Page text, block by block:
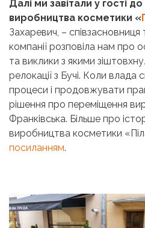
Далі ми завітали у гості до
виробництва косметики «
Захаревич, – співзасновниця
компанії розповіла нам про
та виклики з якими
релокації з Бучі. Коли влада
процеси і продовжувати
рішення про переміщення
Франківська. Більше про
виробництва косметики
посиланням.